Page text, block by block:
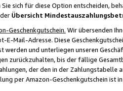
sich für diese Option entscheiden,
Übersicht
Geschenkgutschein. Wir übersenden
E-Mail-Adresse. Diese
werden und unterliegen unseren
zurückzuhalten, bis der fällige
der den in der
per Amazon-Geschenkgutschein ist